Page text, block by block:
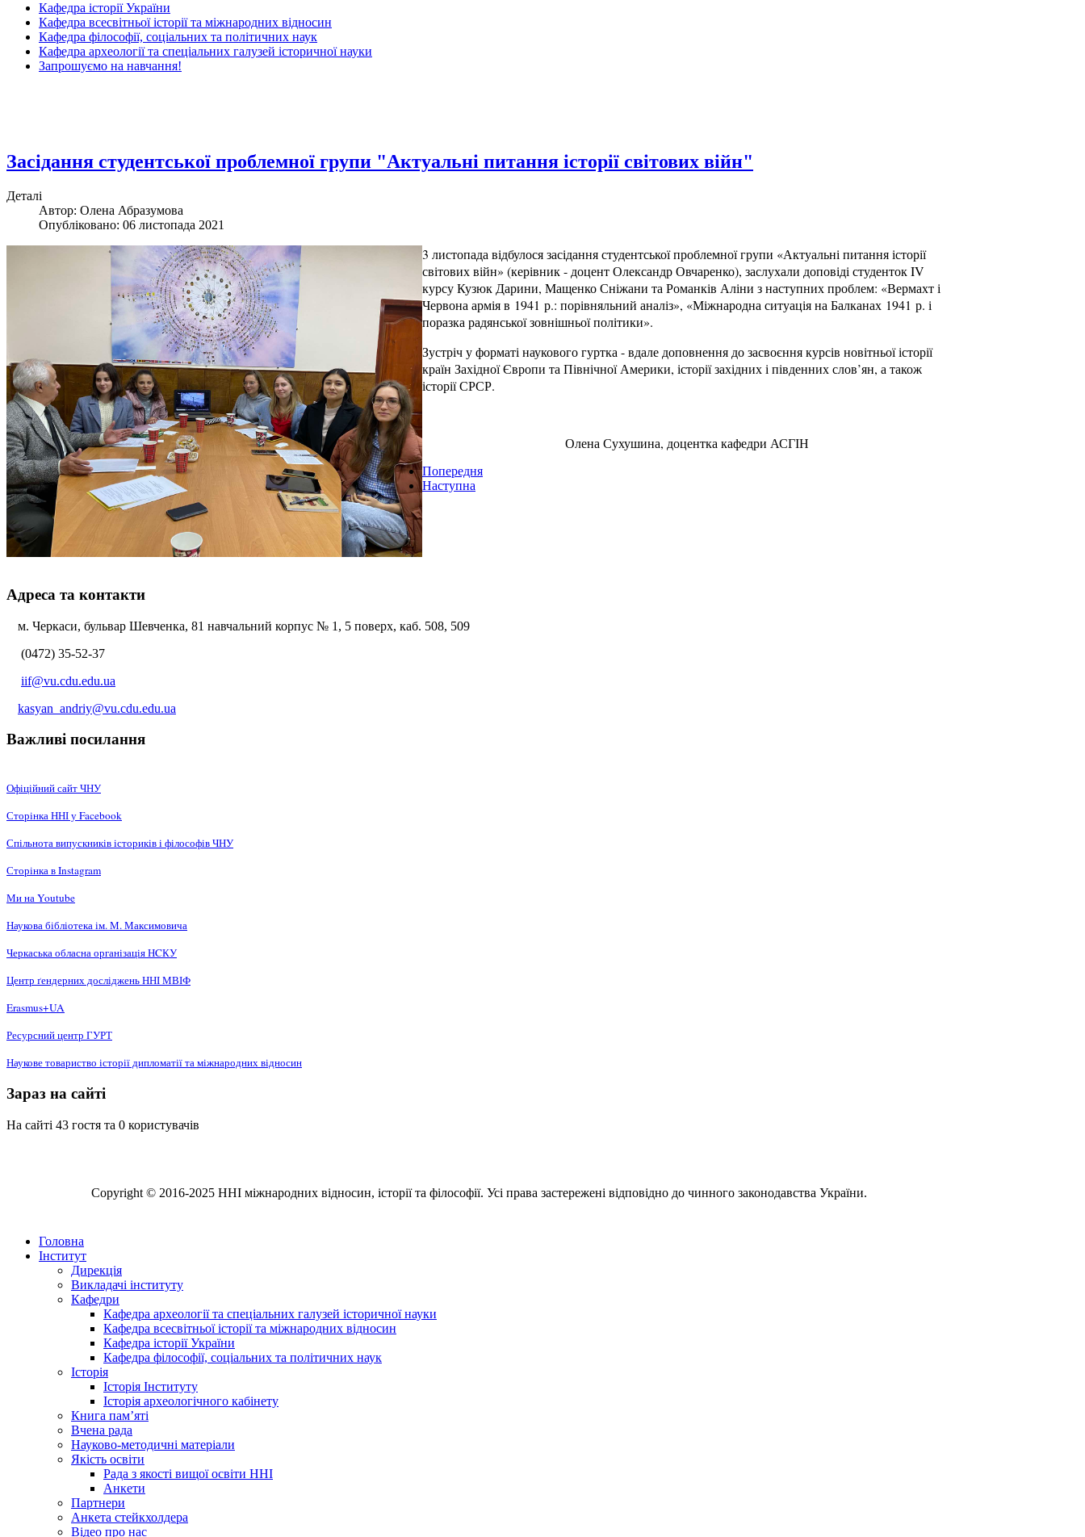
Кафедра історії України
Кафедра всесвітньої історії та міжнародних відносин
Кафедра філософії, соціальних та політичних наук
Кафедра археології та спеціальних галузей історичної науки
Запрошуємо на навчання!
Засідання студентської проблемної групи "Актуальні питання історії світових війн"
Деталі
Автор: Олена Абразумова
Опубліковано: 06 листопада 2021
3 листопада відбулося засідання студентської проблемної групи «Актуальні питання історії
світових війн» (керівник - доцент Олександр Овчаренко), заслухали доповіді студенток IV
курсу Кузюк Дарини, Мащенко Сніжани та Романків Аліни з наступних проблем: «Вермахт і
Червона армія в 1941 р.: порівняльний аналіз», «Міжнародна ситуація на Балканах 1941 р. і
поразка радянської зовнішньої політики».
Зустріч у форматі наукового гуртка - вдале доповнення до засвоєння курсів новітньої історії
країн Західної Європи та Північної Америки, історії західних і південних слов’ян, а також
історії СРСР.
Олена Сухушина, доцентка кафедри АСГІН
Попередня
Наступна
Адреса та контакти
м. Черкаси, бульвар Шевченка, 81 навчальний корпус № 1, 5 поверх, каб. 508, 509
(0472) 35-52-37
iif@vu.cdu.edu.ua
kasyan_andriy@vu.cdu.edu.ua
Важливі посилання
Офіційний сайт ЧНУ
Сторінка ННІ у Facebook
Спільнота випускників істориків і філософів ЧНУ
Сторінка в Instagram
Ми на Youtube
Наукова бібліотека ім. М. Максимовича
Черкаська обласна організація НCКУ
Центр ґендерних досліджень ННІ МВІФ
Erasmus+UA
Ресурсний центр ГУРТ
Наукове товариство історії дипломатії та міжнародних відносин
Зараз на сайті
На сайті 43 гостя та 0 користувачів
Copyright © 2016-2025 ННІ міжнародних відносин, історії та філософії. Усі права застережені відповідно до чинного законодавства України.
Головна
Інститут
Дирекція
Викладачі інституту
Кафедри
Кафедра археології та спеціальних галузей історичної науки
Кафедра всесвітньої історії та міжнародних відносин
Кафедра історії України
Кафедра філософії, соціальних та політичних наук
Історія
Історія Інституту
Історія археологічного кабінету
Книга памʼяті
Вчена рада
Науково-методичні матеріали
Якість освіти
Рада з якості вищої освіти ННІ
Анкети
Партнери
Анкета стейкхолдера
Відео про нас